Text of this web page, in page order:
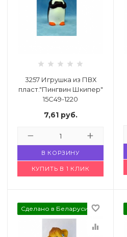
или
3257 Игрушка из ПВХ
пласт."Пингвин Шкипер"
15С49-1220
7,61 руб.
В КОРЗИНУ
КУПИТЬ В 1 КЛИК
Сделано в Беларуси favorite_border
equalizer